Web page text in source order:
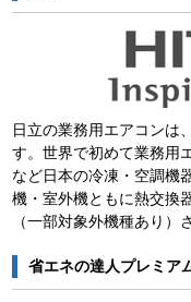
日立の業務用エアコンは
す。世界で初めて業務用
など日本の冷凍・空調機
機・室外機ともに熱交換
（一部対象外機種あり）
省エネの達人プレミア